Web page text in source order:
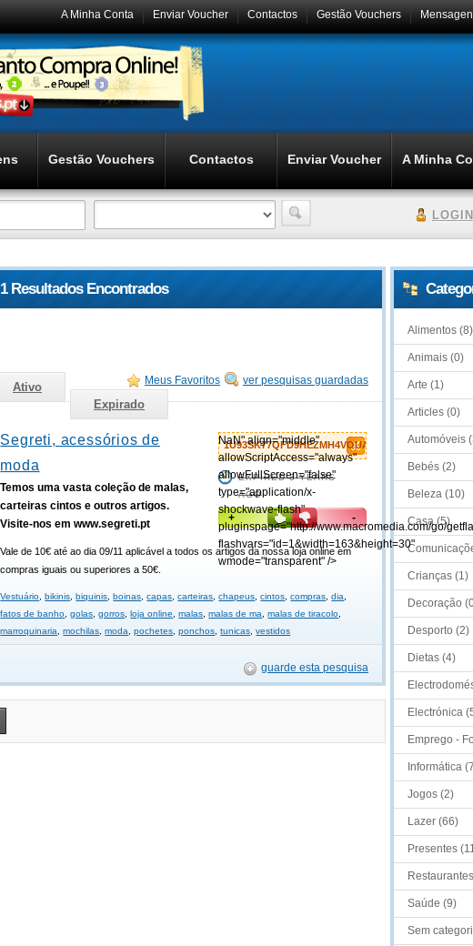
Gestão Vouchers
Contactos
Enviar Voucher
A Minha Conta
Gestão Vouchers Contactos Enviar Voucher A Minha
LOGIN
Resultados Encontrados
ver pesquisas guardadas
Meus Favoritos
Ativo
Expirado
1U93SK77QFD9HEZMH4VOUAVL
NaN" align="middle"
allowScriptAccess="always"
allowFullScreen="false"
type="application/x-
shockwave-flash"
pluginspage="http://www.macromedia.com/go/
flashvars="id=1&width=163&height=30"
wmode="transparent" />
EXPIRED 3 YEARS
AGO
+ -
Segreti, acessórios de
moda
Temos uma vasta coleção de malas,
carteiras cintos e outros artigos.
Visite-nos em www.segreti.pt
Vale de 10€ até ao dia 09/11 aplicável a todos os artigos da nossa loja online em
compras iguais ou superiores a 50€.
Vestuário ,bikinis ,biquinis ,boinas ,capas ,carteiras ,chapeus ,cintos ,compras ,dia
fatos de banho ,golas ,gorros ,loja online ,malas ,malas de ma ,malas de tiracolo
marroquinaria
,mochilas ,moda ,pochetes ,ponchos ,tunicas ,vestidos
guarde esta pesquisa
Alimentos (8)
Animais (0)
Arte (1)
Articles (0)
Automóveis
Bebés (2)
Beleza (10)
Casa (5)
Crianças (1)
Decoração
Desporto (2)
Dietas (4)
Electrónica
Emprego -
Informática
Jogos (2)
Lazer (66)
Presentes
Saúde (9)
Sem